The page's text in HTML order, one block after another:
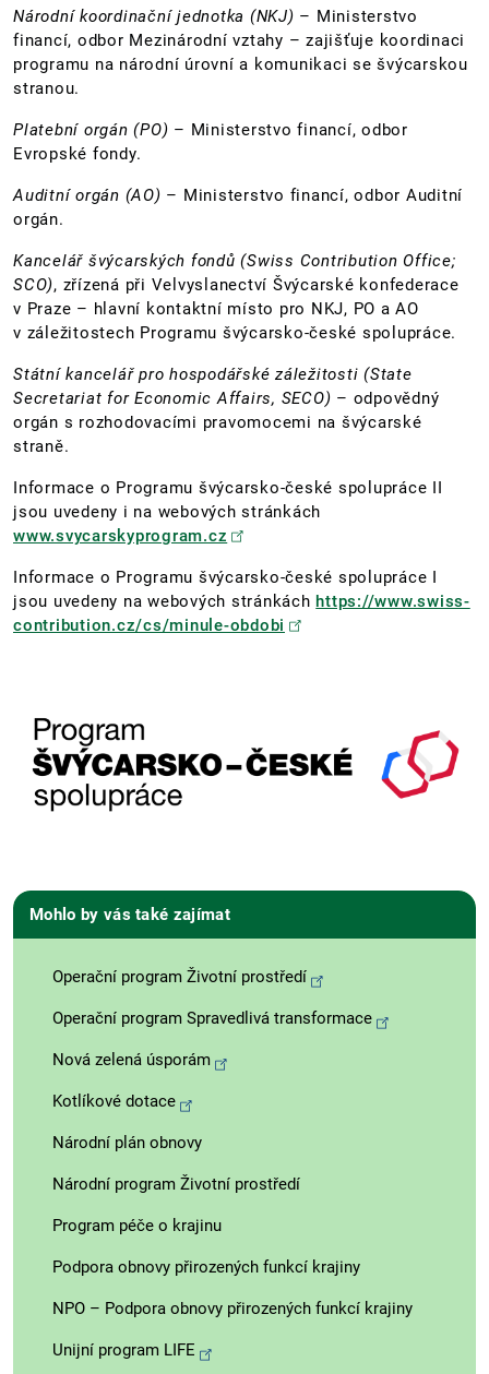
Národní koordinační jednotka (NKJ) – Ministerstvo
financí, odbor Mezinárodní vztahy – zajišťuje koordinaci
programu na národní úrovní a komunikaci se švýcarskou
stranou.
Platební orgán (PO) – Ministerstvo financí, odbor
Evropské fondy.
Auditní orgán (AO) – Ministerstvo financí, odbor Auditní
orgán.
Kancelář švýcarských fondů (Swiss Contribution Office;
SCO), zřízená při Velvyslanectví Švýcarské konfederace
v Praze – hlavní kontaktní místo pro NKJ, PO a AO
v záležitostech Programu švýcarsko-české spolupráce.
Státní kancelář pro hospodářské záležitosti (State
Secretariat for Economic Affairs, SECO) – odpovědný
orgán s rozhodovacími pravomocemi na švýcarské
straně.
Informace o Programu švýcarsko-české spolupráce II
jsou uvedeny i na webových stránkách
www.svycarskyprogram.cz
Informace o Programu švýcarsko-české spolupráce I
jsou uvedeny na webových stránkáchhttps://www.swiss-
contribution.cz/cs/minule-obdobi
Mohlo by vás také zajímat
Operační program Životní prostředí
Operační program Spravedlivá transformace
Nová zelená úsporám
Kotlíkové dotace
Národní plán obnovy
Národní program Životní prostředí
Program péče o krajinu
Podpora obnovy přirozených funkcí krajiny
NPO – Podpora obnovy přirozených funkcí krajiny
Unijní program LIFE